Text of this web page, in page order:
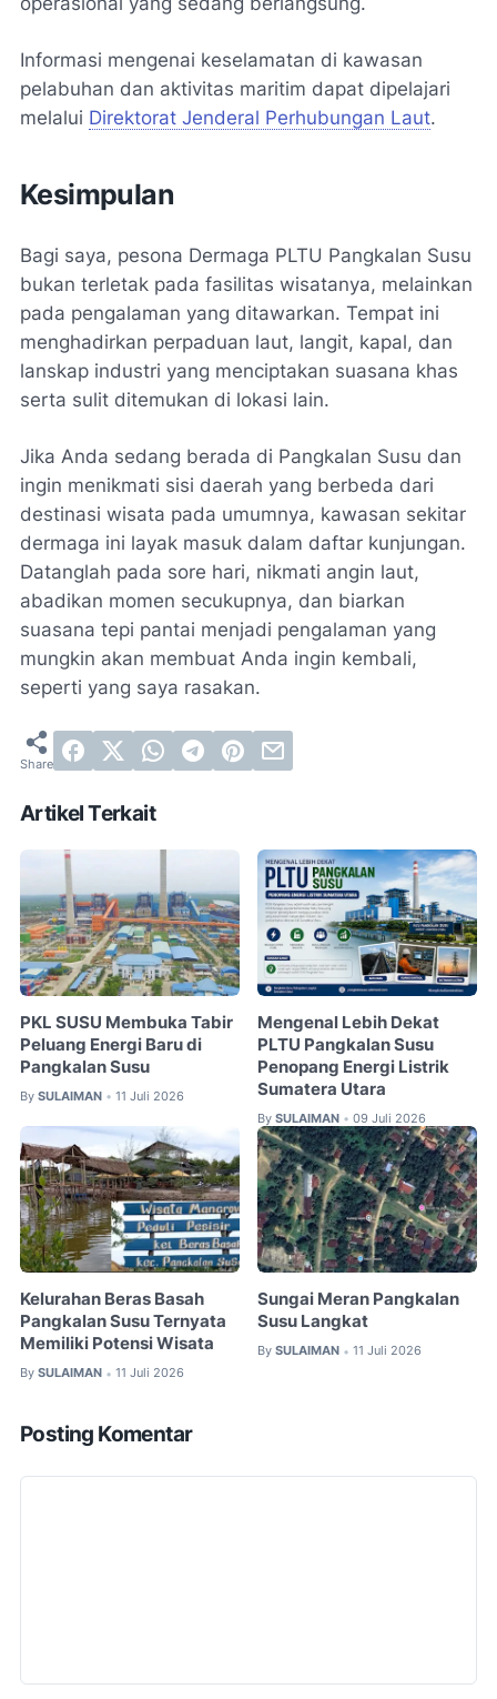
Informasi mengenai keselamatan di kawasan
pelabuhan dan aktivitas maritim dapat dipelajari
melalui Direktorat Jenderal Perhubungan Laut.
Kesimpulan
Bagi saya, pesona Dermaga PLTU Pangkalan Susu
bukan terletak pada fasilitas wisatanya, melainkan
pada pengalaman yang ditawarkan. Tempat ini
menghadirkan perpaduan laut, langit, kapal, dan
lanskap industri yang menciptakan suasana khas
serta sulit ditemukan di lokasi lain.
Jika Anda sedang berada di Pangkalan Susu dan
ingin menikmati sisi daerah yang berbeda dari
destinasi wisata pada umumnya, kawasan sekitar
dermaga ini layak masuk dalam daftar kunjungan.
Datanglah pada sore hari, nikmati angin laut,
abadikan momen secukupnya, dan biarkan
suasana tepi pantai menjadi pengalaman yang
mungkin akan membuat Anda ingin kembali,
seperti yang saya rasakan.
Artikel Terkait
PKL SUSU Membuka Tabir
Peluang Energi Baru di
Pangkalan Susu
By SULAIMAN • 11 Juli 2026
Mengenal Lebih Dekat
PLTU Pangkalan Susu
Penopang Energi Listrik
Sumatera Utara
By SULAIMAN • 09 Juli 2026
Kelurahan Beras Basah
Pangkalan Susu Ternyata
Memiliki Potensi Wisata
By SULAIMAN • 11 Juli 2026
Sungai Meran Pangkalan
Susu Langkat
By SULAIMAN • 11 Juli 2026
Posting Komentar